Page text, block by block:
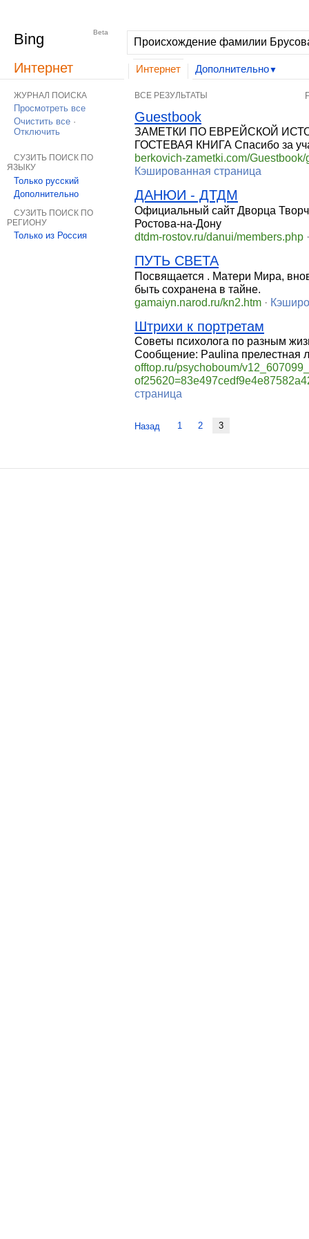
Bing Beta
Интернет Интернет Дополнительно▼
ЖУРНАЛ ПОИСКА
Просмотреть все
Очистить все ·
Отключить
СУЗИТЬ ПОИСК ПО
ЯЗЫКУ
Только русский
Дополнительно
СУЗИТЬ ПОИСК ПО
РЕГИОНУ
Только из Россия
ВСЕ РЕЗУЛЬТАТЫ
Guestbook
ЗАМЕТКИ ПО ЕВРЕЙСКОЙ
ГОСТЕВАЯ КНИГА Спасибо за
berkovich-zametki.com/
Кэшированная страница
ДАНЮИ - ДТДМ
Официальный сайт Дворца
Ростова-на-Дону
dtdm-rostov.ru/danui/members.php
ПУТЬ СВЕТА
Посвящается . Матери Мира,
быть сохранена в тайне.
gamaiyn.narod.ru/kn2.htm ·
Штрихи к портретам
Советы психолога по разным
Сообщение: Paulina прелестная
offtop.ru/psychoboum/
страница
Назад 1 2 3